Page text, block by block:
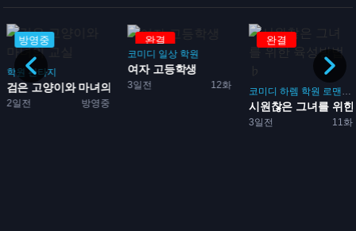
방영중
학원 판타지
2일전 방영중
검은 고양이와 마녀의 교실
완결
코미디 일상 학원
3일전 12화
여자 고등학생
완결
코미디 하렘 학원 로맨스
3일전 11화
시원찮은 그녀를 위